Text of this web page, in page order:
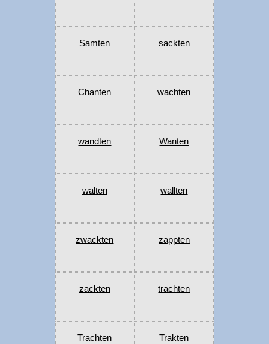
Samten sackten
Chanten wachten
wandten Wanten
walten wallten
zwackten zappten
zackten trachten
Trachten Trakten